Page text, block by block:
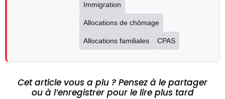
Immigration
Allocations de chômage
Allocations familiales CPAS
Cet article vous a plu ? Pensez à le partager
ou à l’enregistrer pour le lire plus tard